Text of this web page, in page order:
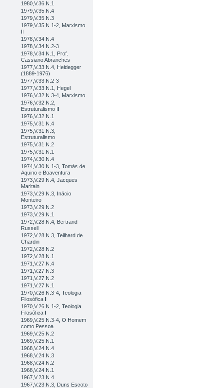
1980,V.36,N.1
1979,V.35,N.4
1979,V.35,N.3
1979,V.35,N.1-2, Marxismo
II
1978,V.34,N.4
1978,V.34,N.2-3
1978,V.34,N.1, Prof.
Cassiano Abranches
1977,V.33,N.4, Heidegger
(1889-1976)
1977,V.33,N.2-3
1977,V.33,N.1, Hegel
1976,V.32,N.3-4, Marxismo
1976,V.32,N.2,
Estruturalismo II
1976,V.32,N.1
1975,V.31,N.4
1975,V.31,N.3,
Estruturalismo
1975,V.31,N.2
1975,V.31,N.1
1974,V.30,N.4
1974,V.30,N.1-3, Tomás de
Aquino e Boaventura
1973,V.29,N.4, Jacques
Maritain
1973,V.29,N.3, Inácio
Monteiro
1973,V.29,N.2
1973,V.29,N.1
1972,V.28,N.4, Bertrand
Russell
1972,V.28,N.3, Teilhard de
Chardin
1972,V.28,N.2
1972,V.28,N.1
1971,V.27,N.4
1971,V.27,N.3
1971,V.27,N.2
1971,V.27,N.1
1970,V.26,N.3-4, Teologia
Filosófica II
1970,V.26,N.1-2, Teologia
Filosófica I
1969,V.25,N.3-4, O Homem
como Pessoa
1969,V.25,N.2
1969,V.25,N.1
1968,V.24,N.4
1968,V.24,N.3
1968,V.24,N.2
1968,V.24,N.1
1967,V.23,N.4
1967,V.23,N.3, Duns Escoto